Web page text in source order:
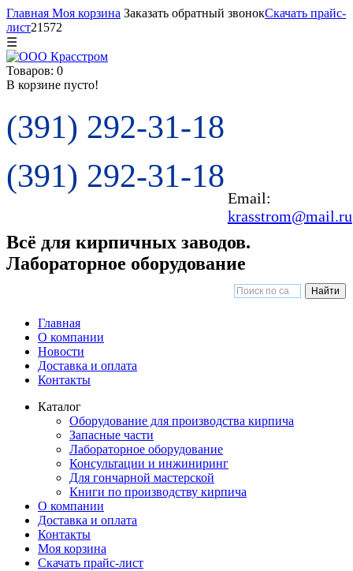
Главная Моя корзина Заказать обратный звонокСкачать прайс-
лист21572
☰
Товаров: 0
В корзине пусто!
(391) 292-31-18
(391) 292-31-18
Email:
krasstrom@mail.ru
Всё для кирпичных заводов.
Лабораторное оборудование
Главная
О компании
Новости
Доставка и оплата
Контакты
Каталог
Оборудование для производства кирпича
Запасные части
Лабораторное оборудование
Консультации и инжиниринг
Для гончарной мастерской
Книги по производству кирпича
О компании
Доставка и оплата
Контакты
Моя корзина
Скачать прайс-лист